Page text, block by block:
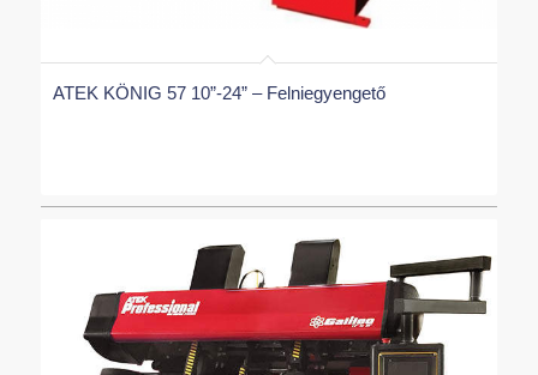
ATEK KÖNIG 57 10”-24” – Felniegyengető